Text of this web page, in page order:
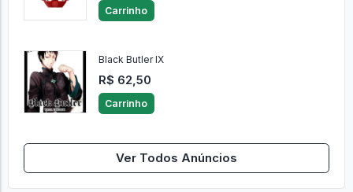
Carrinho
Black Butler IX
R$ 62,50
Carrinho
Ver Todos Anúncios